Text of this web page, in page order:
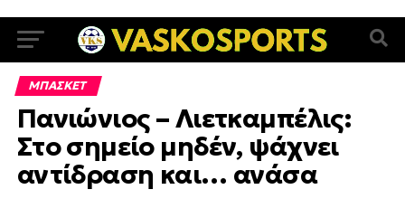
ΜΠΑΣΚΕΤ
Πανιώνιος – Λιετκαμπέλις:
Στο σημείο μηδέν, ψάχνει
αντίδραση και… ανάσα